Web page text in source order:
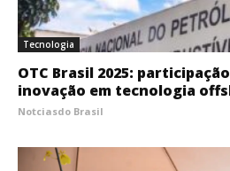
Tecnologia
OTC Brasil 2025:
inovação em tecnologia
Notciasdo Brasil